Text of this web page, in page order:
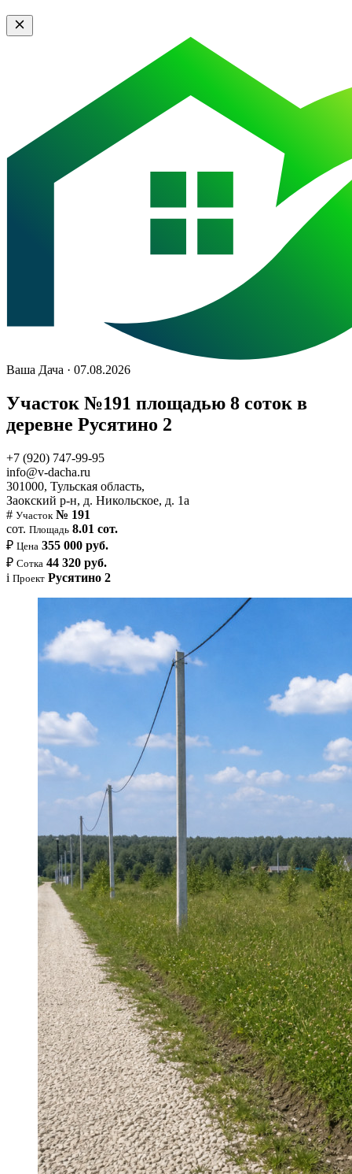
Ваша Дача · 07.08.2026
Участок №191 площадью 8 соток в
деревне Русятино 2
+7 (920) 747-99-95
info@v-dacha.ru
301000, Тульская область,
Заокский р-н, д. Никольское, д. 1а
# Участок № 191
сот. Площадь 8.01 сот.
₽ Цена 355 000 руб.
₽ Сотка 44 320 руб.
i Проект Русятино 2